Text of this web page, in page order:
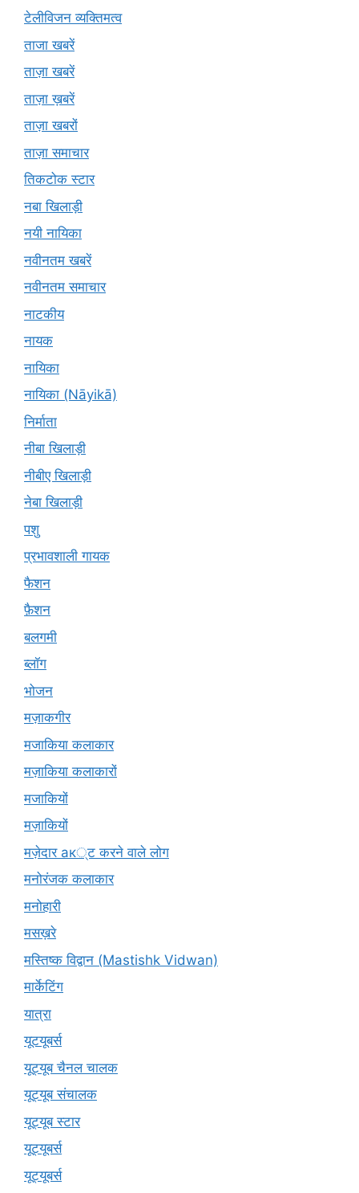
टेलीविजन व्यक्तिमत्व
ताजा खबरें
ताज़ा खबरें
ताज़ा ख़बरें
ताज़ा खबरों
ताज़ा समाचार
तिकटोक स्टार
नबा खिलाड़ी
नयी नायिका
नवीनतम खबरें
नवीनतम समाचार
नाटकीय
नायक
नायिका
नायिका (Nāyikā)
निर्माता
नीबा खिलाड़ी
नीबीए खिलाड़ी
नेबा खिलाड़ी
पशु
प्रभावशाली गायक
फैशन
फ़ैशन
बलगमी
ब्लॉग
भोजन
मज़ाकगीर
मजाकिया कलाकार
मज़ाकिया कलाकारों
मजाकियों
मज़ाकियों
मज़ेदार ак्ट करने वाले लोग
मनोरंजक कलाकार
मनोहारी
मसख़रे
मस्तिष्क विद्वान (Mastishk Vidwan)
मार्केटिंग
यात्रा
यूटयूबर्स
यूट्यूब चैनल चालक
यूट्यूब संचालक
यूट्यूब स्टार
यूट्यूबर्स
यूट्‍यूबर्स